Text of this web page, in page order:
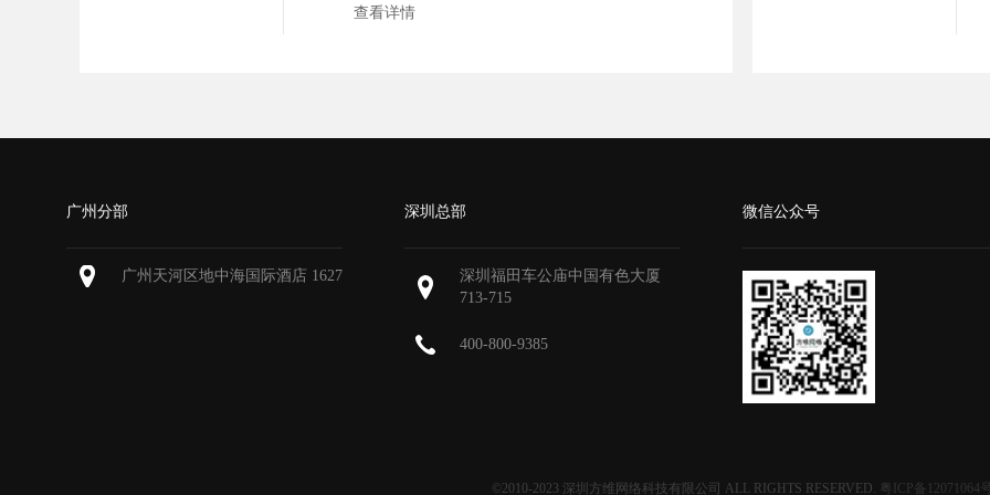
查看详情
广州分部
广州天河区地中海国际酒店 1627
深圳总部
深圳福田车公庙中国有色大厦
713-715
400-800-9385
微信公众号
©2010-2023 深圳方维网络科技有限公司 ALL RIGHTS RESERVED. 粤ICP备12071064号